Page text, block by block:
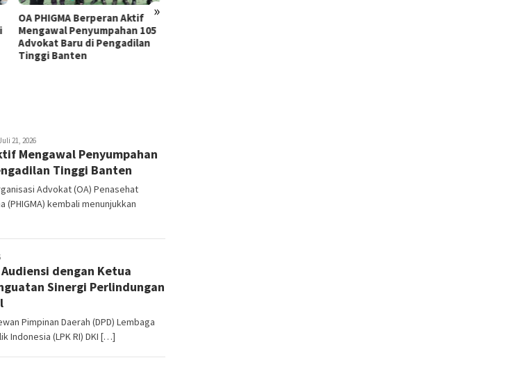
»
DPD LPK RI DKI Jakarta
Audiensi dengan Ketua
Umum LPK RI Bahas
Penguatan Sinergi
21, 2026
Mengawal Penyumpahan
Tinggi Banten
Advokat (OA) Penasehat
(PHIGMA) kembali menunjukkan
Audiensi dengan Ketua
Sinergi Perlindungan
Pimpinan Daerah (DPD) Lembaga
Indonesia (LPK RI) DKI […]